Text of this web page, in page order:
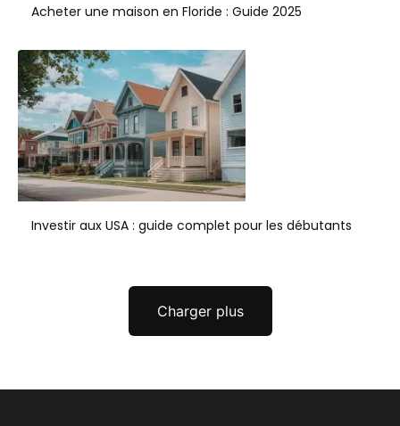
Acheter une maison en Floride : Guide 2025
Investir aux USA : guide complet pour les débutants
Charger plus